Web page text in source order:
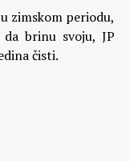
zimskom periodu,
brinu svoju, JP
čisti.